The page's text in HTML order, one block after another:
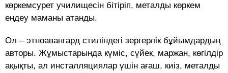
көркемсурет училищесін бітіріп, металды көркем
еңдеу маманы атанды.
Ол – этноавангард стиліндегі зергерлік бұйымдардың
авторы. Жұмыстарында күміс, сүйек, маржан, көгілдір
ақықты, ал инсталляциялар үшін ағаш, киіз, металды